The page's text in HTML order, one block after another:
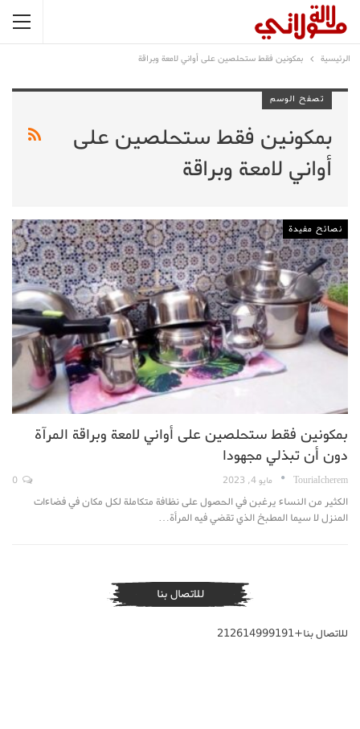
الرئيسية بمكونين فقط ستحلصين على أواني لامعة وبراقة
تصفح الوسم
بمكونين فقط ستحلصين على
أواني لامعة وبراقة
نصائح مفيدة
بمكونين فقط ستحلصين على أواني لامعة وبراقة المرآة
دون أن تبذلي مجهودا
TouriaIcherem مايو 4, 2023
الكثير من النساء يرغبن في الحصول على نظافة متكاملة لكل مكان في فضاءات
المنزل لا سيما المطبخ الذي تقضي فيه المرأة…
للاتصال بنا
للاتصال بنا+212614999191